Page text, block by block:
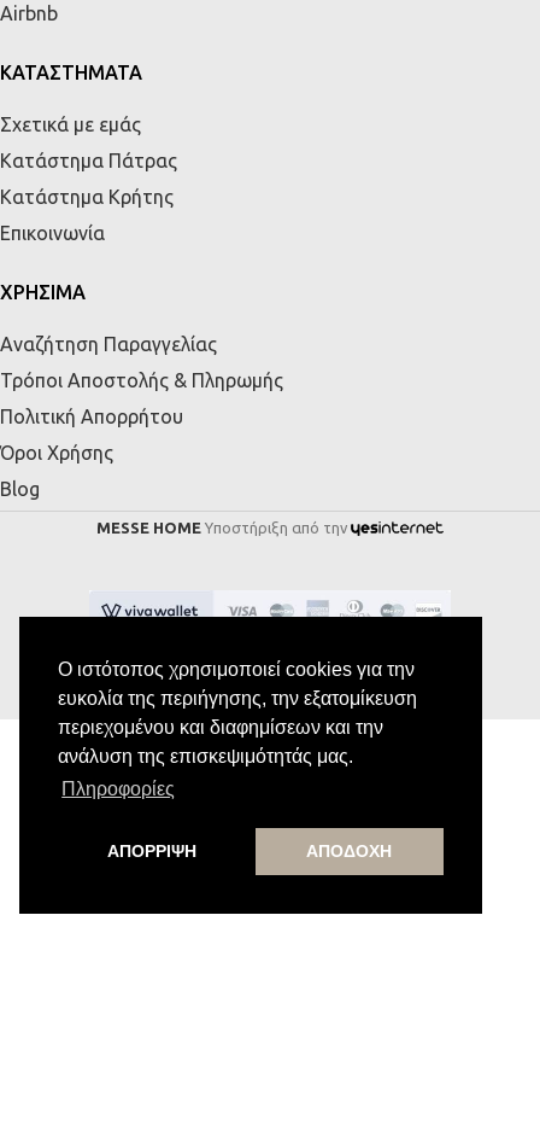
Ο ιστότοπος χρησιμοποιεί cookies για την
ευκολία της περιήγησης, την εξατομίκευση
περιεχομένου και διαφημίσεων και την
ανάλυση της επισκεψιμότητάς μας.
Πληροφορίες
ΑΠΟΡΡΙΨΗ ΑΠΟΔΟΧΗ
Airbnb
ΚΑΤΑΣΤΗΜΑΤΑ
Σχετικά με εμάς
Κατάστημα Πάτρας
Κατάστημα Κρήτης
Επικοινωνία
ΧΡΗΣΙΜΑ
Αναζήτηση Παραγγελίας
Τρόποι Αποστολής & Πληρωμής
Πολιτική Απορρήτου
Όροι Χρήσης
Blog
MESSE HOME Υποστήριξη από την
Κάνε εγγραφή στο newsletter μας για να